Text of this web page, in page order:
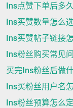
Ins点赞下单后多
Ins买赞数量怎么
Ins买赞帖子链接
Ins粉丝购买常见
买完Ins粉丝后做
Ins买粉丝用户名
Ins粉丝预算怎么